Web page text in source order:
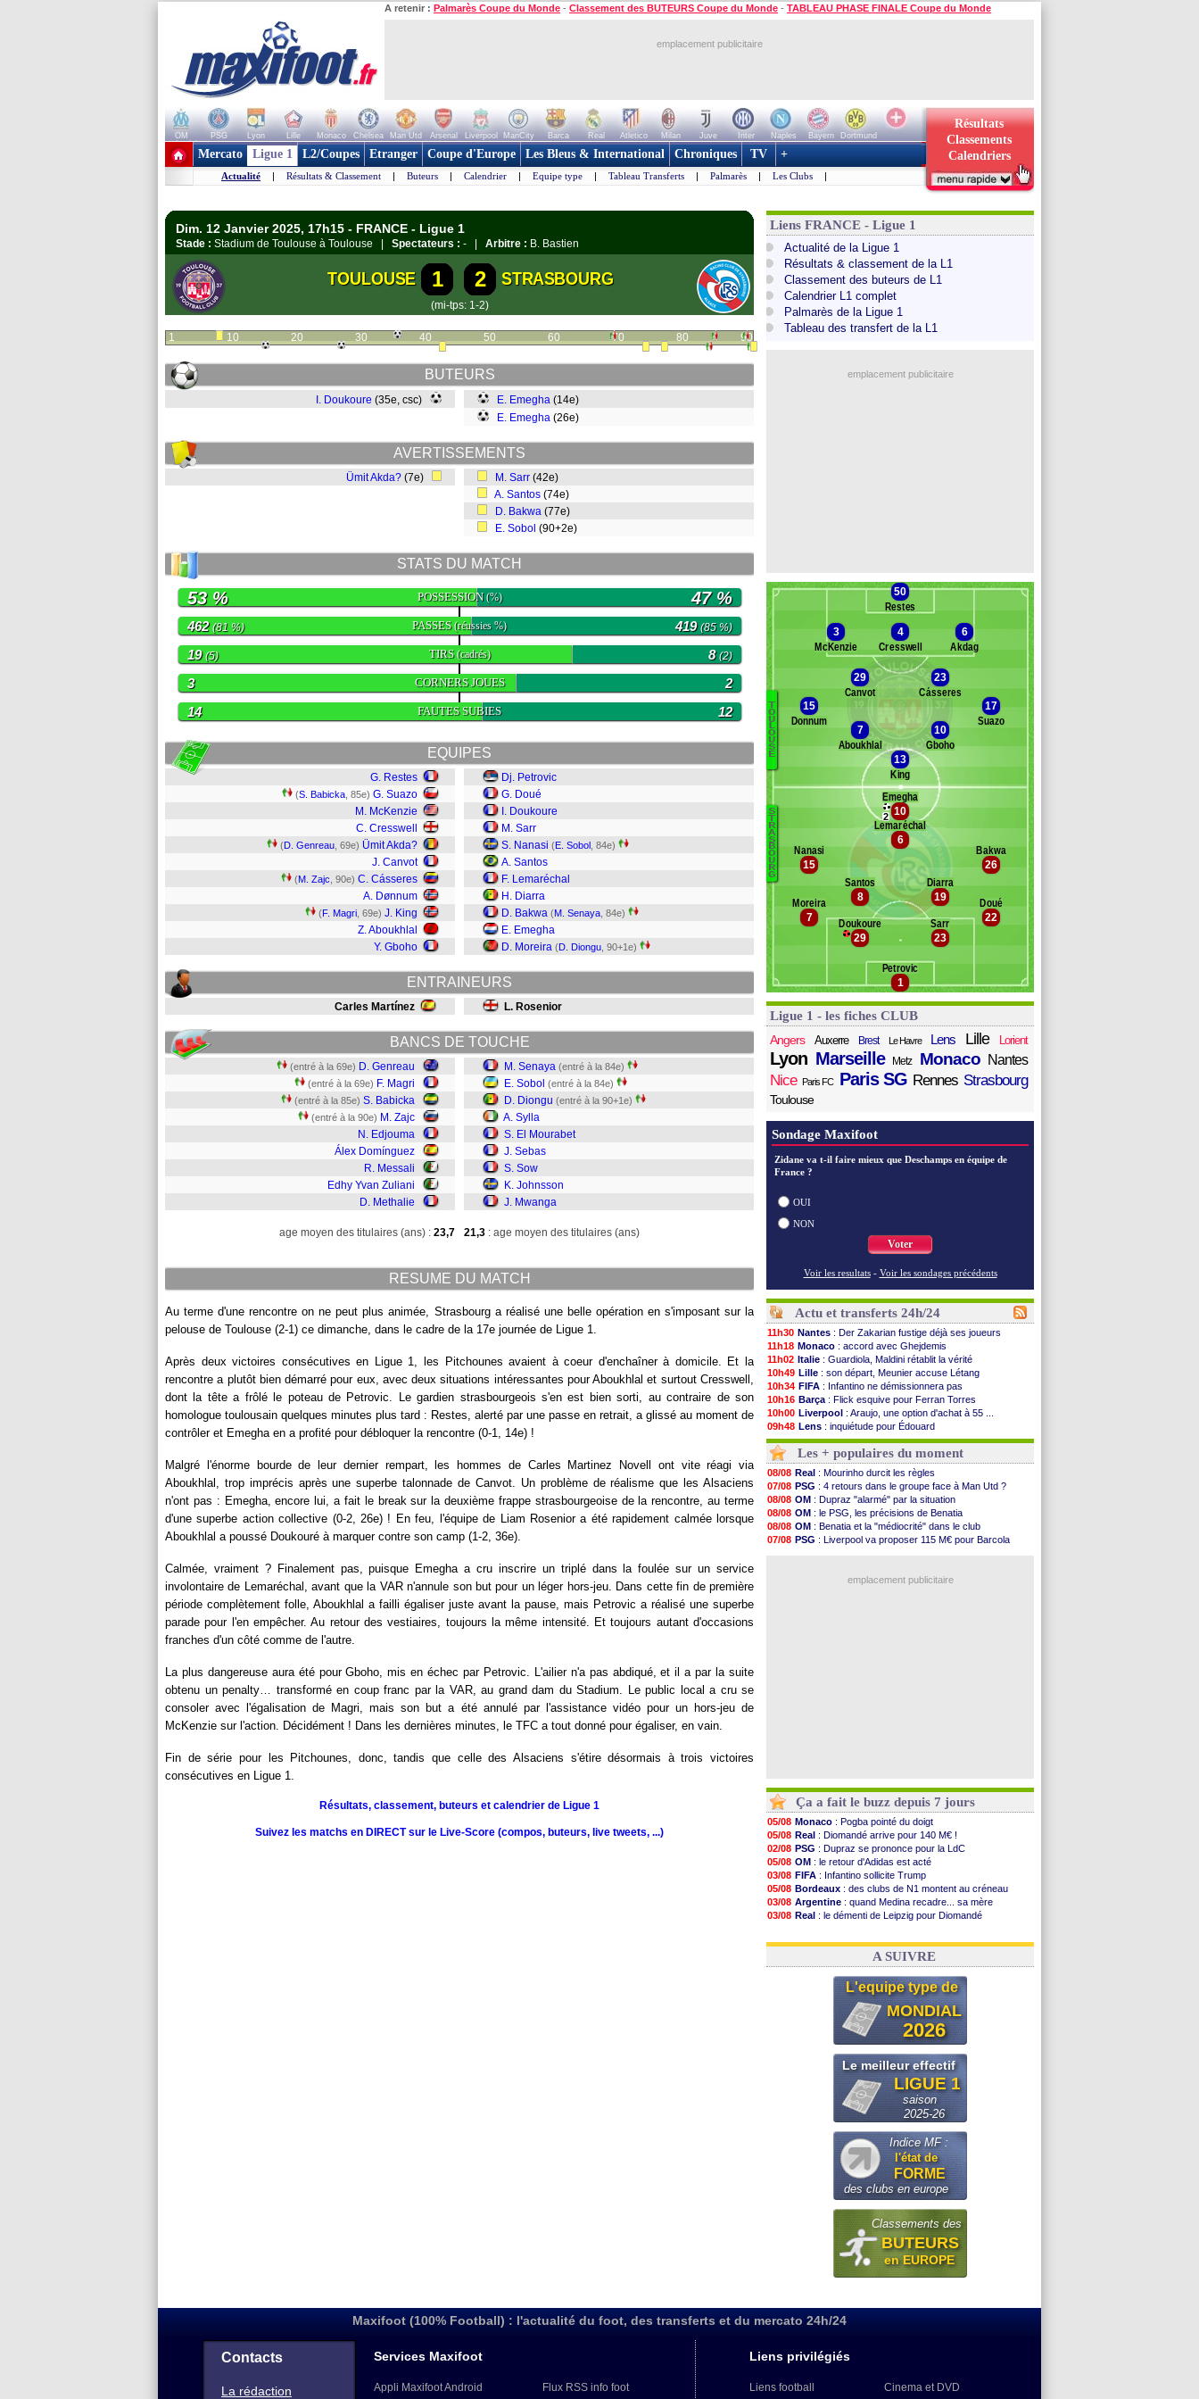
A retenir : Palmarès Coupe du Monde - Classement des BUTEURS Coupe du Monde - TABLEAU PHASE FINALE Coupe du Monde
emplacement publicitaire
OM PSG Lyon Lille Monaco Chelsea Man Utd Arsenal Liverpool ManCity Barca Real Atletico Milan Juve Inter Naples Bayern
Dortmund
+ de clubs
Résultats
Classements
Calendriers
Mercato Ligue 1 L2/Coupes Etranger Coupe d'Europe Les Bleus & International Chroniques TV +
Actualité | Résultats & Classement | Buteurs | Calendrier | Equipe type | Tableau Transferts | Palmarès | Les Clubs |
Dim. 12 Janvier 2025, 17h15 - FRANCE - Ligue 1
Stade : Stadium de Toulouse à Toulouse | Spectateurs : - | Arbitre : B. Bastien
TOULOUSE 1 2 STRASBOURG
(mi-tps: 1-2)
1 10 20 30 40 50 60 70 80 90
BUTEURS
I. Doukoure (35e, csc) E. Emegha (14e)
E. Emegha (26e)
AVERTISSEMENTS
Ümit Akda? (7e) M. Sarr (42e)
A. Santos (74e)
D. Bakwa (77e)
E. Sobol (90+2e)
STATS DU MATCH
POSSESSION(%)
53 % 47 %
PASSES(réussies %)
462(81 %) 419(85 %)
TIRS(cadrés)
19(5) 8(2)
CORNERS JOUES
3 2
FAUTES SUBIES
14 12
EQUIPES
G. Restes
(S. Babicka , 85e) G. Suazo
M. McKenzie
C. Cresswell
(D. Genreau , 69e) Ümit Akda?
J. Canvot
(M. Zajc , 90e) C. Cásseres
A. Dønnum
(F. Magri , 69e) J. King
Z. Aboukhlal
Y. Gboho
Dj. Petrovic
G. Doué
I. Doukoure
M. Sarr
S. Nanasi (E. Sobol , 84e)
A. Santos
F. Lemaréchal
H. Diarra
D. Bakwa (M. Senaya , 84e)
E. Emegha
D. Moreira (D. Diongu , 90+1e)
ENTRAINEURS
Carles Martínez L. Rosenior
BANCS DE TOUCHE
(entré à la 69e) D. Genreau
(entré à la 69e) F. Magri
(entré à la 85e) S. Babicka
(entré à la 90e) M. Zajc
N. Edjouma
Álex Domínguez
R. Messali
Edhy Yvan Zuliani
D. Methalie
M. Senaya (entré à la 84e)
E. Sobol (entré à la 84e)
D. Diongu (entré à la 90+1e)
A. Sylla
S. El Mourabet
J. Sebas
S. Sow
K. Johnsson
J. Mwanga
age moyen des titulaires (ans) : 23,7 21,3 : age moyen des titulaires (ans)
RESUME DU MATCH
Au terme d'une rencontre on ne peut plus animée, Strasbourg a réalisé une belle opération en s'imposant sur la
pelouse de Toulouse (2-1) ce dimanche, dans le cadre de la 17e journée de Ligue 1.
Après deux victoires consécutives en Ligue 1, les Pitchounes avaient à coeur d'enchaîner à domicile. Et la
rencontre a plutôt bien démarré pour eux, avec deux situations intéressantes pour Aboukhlal et surtout Cresswell,
dont la tête a frôlé le poteau de Petrovic. Le gardien strasbourgeois s'en est bien sorti, au contraire de son
homologue toulousain quelques minutes plus tard : Restes, alerté par une passe en retrait, a glissé au moment de
contrôler et Emegha en a profité pour débloquer la rencontre (0-1, 14e) !
Malgré l'énorme bourde de leur dernier rempart, les hommes de Carles Martinez Novell ont vite réagi via
Aboukhlal, trop imprécis après une superbe talonnade de Canvot. Un problème de réalisme que les Alsaciens
n'ont pas : Emegha, encore lui, a fait le break sur la deuxième frappe strasbourgeoise de la rencontre, au terme
d'une superbe action collective (0-2, 26e) ! En feu, l'équipe de Liam Rosenior a été rapidement calmée lorsque
Aboukhlal a poussé Doukouré à marquer contre son camp (1-2, 36e).
Calmée, vraiment ? Finalement pas, puisque Emegha a cru inscrire un triplé dans la foulée sur un service
involontaire de Lemaréchal, avant que la VAR n'annule son but pour un léger hors-jeu. Dans cette fin de première
période complètement folle, Aboukhlal a failli égaliser juste avant la pause, mais Petrovic a réalisé une superbe
parade pour l'en empêcher. Au retour des vestiaires, toujours la même intensité. Et toujours autant d'occasions
franches d'un côté comme de l'autre.
La plus dangereuse aura été pour Gboho, mis en échec par Petrovic. L'ailier n'a pas abdiqué, et il a par la suite
obtenu un penalty… transformé en coup franc par la VAR, au grand dam du Stadium. Le public local a cru se
consoler avec l'égalisation de Magri, mais son but a été annulé par l'assistance vidéo pour un hors-jeu de
McKenzie sur l'action. Décidément ! Dans les dernières minutes, le TFC a tout donné pour égaliser, en vain.
Fin de série pour les Pitchounes, donc, tandis que celle des Alsaciens s'étire désormais à trois victoires
consécutives en Ligue 1.
Résultats, classement, buteurs et calendrier de Ligue 1
Suivez les matchs en DIRECT sur le Live-Score (compos, buteurs, live tweets, ...)
Liens FRANCE - Ligue 1
Actualité de la Ligue 1
Résultats & classement de la L1
Classement des buteurs de L1
Calendrier L1 complet
Palmarès de la Ligue 1
Tableau des transfert de la L1
emplacement publicitaire
Banc des remplaçants Toulouse
Methalie
Edhy Yvan Zuliani
Álex Domínguez
Edjouma
Zajc
Genreau
T
O
U
L
O
U
S
E
Banc des remplaçantsStrasbourg
Johnsson
Sow
El Mourabet
Sylla
S
T
R
A
S
B
O
U
R
G
50
Restes
3
McKenzie
4
Cresswell
6
Akdag
29
Canvot
23
Cásseres
15
Donnum
17
Suazo
7
Aboukhlal
10
Gboho
13
King
1
Petrovic
23
Sarr
29
Doukoure 22
Doué
7
Moreira 19
Diarra
8
Santos
26
Bakwa
15
Nanasi
6
Lemaréchal
2 10
Emegha
Ligue 1 - les fiches CLUB
Angers
Auxerre Brest Le Havre Lens Lille Lorient
Lyon Marseille Metz Monaco Nantes
Nice Paris FC Paris SG Rennes Strasbourg
Toulouse
Sondage Maxifoot
Zidane va t-il faire mieux que Deschamps en équipe de
France ?
OUI
NON
Voter
Voir les resultats - Voir les sondages précédents
Actu et transferts 24h/24
11h30 Nantes : Der Zakarian fustige déjà ses joueurs
11h18 Monaco : accord avec Ghejdemis
11h02 Italie : Guardiola, Maldini rétablit la vérité
10h49 Lille : son départ, Meunier accuse Létang
10h34 FIFA : Infantino ne démissionnera pas
10h16 Barça : Flick esquive pour Ferran Torres
10h00 Liverpool : Araujo, une option d'achat à 55 ...
09h48 Lens : inquiétude pour Édouard
09h25 Man Utd: Vitek vendu à Middlesbrough (off.)
09h10
PSV : Sano recruté pour 14,5 M€ (officiel)
08h52 OM: Coventry pense à Angel Gomes
08/08 PSG : Rafel Pol satisfait des progrès
08/08 Amical : le Barça vainqueur puis battu
08/08 Inter : Calhanoglu prêt à prolonger
08/08 Nice : Abdelmonem veut rester
08/08 L2: le classement complet
08/08 L2: les résultats de la soirée
: Ivanovic proche de Lens
Les + populaires du moment
08/08 Real : Mourinho durcit les règles
07/08 PSG : 4 retours dans le groupe face à Man Utd ?
08/08 OM : Dupraz "alarmé" par la situation
08/08 OM : le PSG, les précisions de Benatia
08/08 OM : Benatia et la "médiocrité" dans le club
07/08 PSG : Liverpool va proposer 115 M€ pour Barcola
emplacement publicitaire
Ça a fait le buzz depuis 7 jours
05/08 Monaco : Pogba pointé du doigt
05/08 Real : Diomandé arrive pour 140 M€ !
02/08 PSG : Dupraz se prononce pour la LdC
05/08 OM : le retour d'Adidas est acté
03/08 FIFA : Infantino sollicite Trump
05/08 Bordeaux : des clubs de N1 montent au créneau
03/08 Argentine : quand Medina recadre... sa mère
03/08 Real : le démenti de Leipzig pour Diomandé
03/08 OM: Paixão attire un 2e club anglais
A SUIVRE
L'equipe type de
MONDIAL
2026
Le meilleur effectif
LIGUE 1
saison
2025-26
Indice MF :
l'état de
FORME
des clubs en europe
Classements des
BUTEURS
en EUROPE
Maxifoot (100% Football) : l'actualité du foot, des transferts et du mercato 24h/24
Contacts
La rédaction
Services Maxifoot
Appli Maxifoot Android
Flux RSS info foot
Liens privilégiés
Liens football
Cinema et DVD